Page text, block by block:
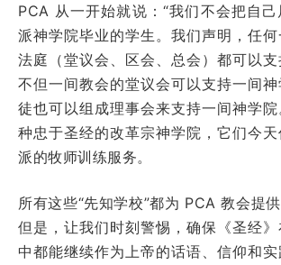
PCA 从一开始就说：“我们不会把自
派神学院毕业的学生。我们声明，任
法庭（堂议会、区会、总会）都可以支
不但一间教会的堂议会可以支持一间
徒也可以组成理事会来支持一间神学
种忠于圣经的改革宗神学院，它们今
派的牧师训练服务。
所有这些“先知学校”都为 PCA 教会提供
但是，让我们时刻警惕，确保《圣经
中都能继续作为上帝的话语、信仰和